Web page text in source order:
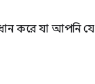
করে যা আপনি যে